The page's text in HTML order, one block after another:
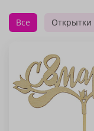
Все Открытки